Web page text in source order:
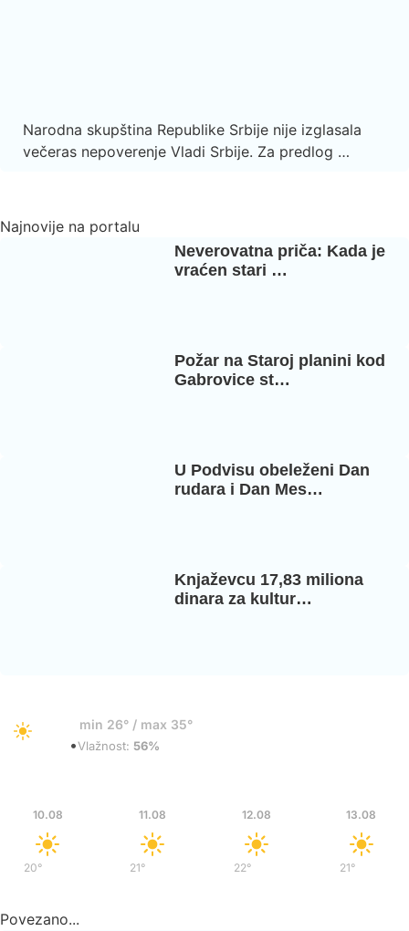
Narodna skupština Republike Srbije nije izglasala
večeras nepoverenje Vladi Srbije. Za predlog …
Najnovije na portalu
Neverovatna priča: Kada je
vraćen stari …
Požar na Staroj planini kod
Gabrovice st…
U Podvisu obeleženi Dan
rudara i Dan Mes…
Knjaževcu 17,83 miliona
dinara za kultur…
min 26° / max 35°
•Vlažnost: 56%
10.08
20°
11.08
21°
12.08
22°
13.08
21°/
Povezano...